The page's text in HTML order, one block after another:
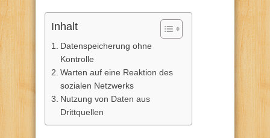
Inhalt
Datenspeicherung ohne
Kontrolle
Warten auf eine Reaktion des
sozialen Netzwerks
Nutzung von Daten aus
Drittquellen